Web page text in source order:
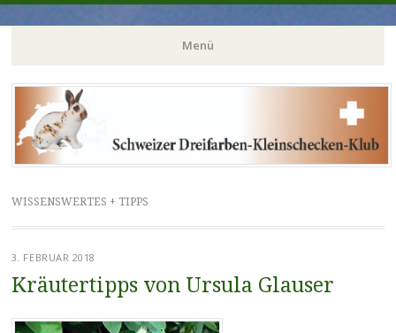
Menü
Zum
Inhalt
springen
WISSENSWERTES + TIPPS
3. FEBRUAR 2018
Kräutertipps von Ursula Glauser